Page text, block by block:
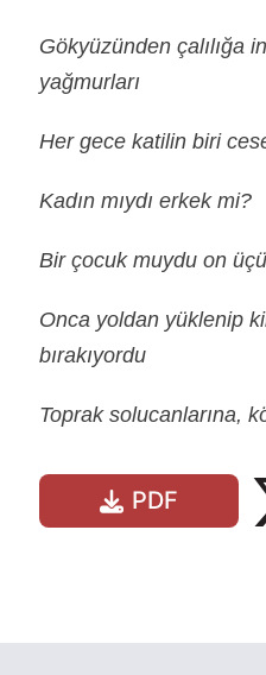
Gökyüzünden çalılığa
yağmurları
Her gece katilin biri
Kadın mıydı erkek mi?
Bir çocuk muydu on
Onca yoldan yüklenip
bırakıyordu
Toprak solucanlarına,
PDF